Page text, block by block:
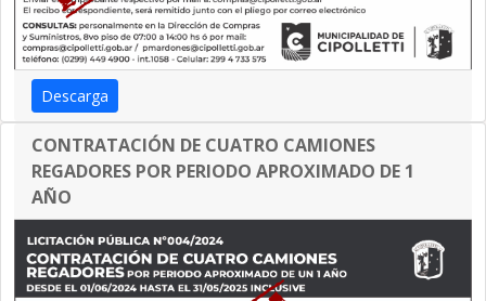
Descarga
CONTRATACIÓN DE CUATRO CAMIONES
REGADORES POR PERIODO APROXIMADO DE 1
AÑO